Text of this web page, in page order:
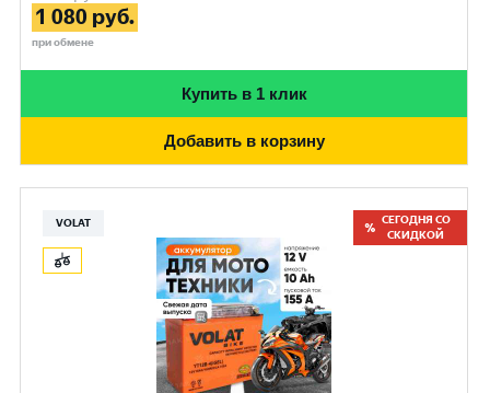
1 080 руб.
при обмене
Купить в 1 клик
Добавить в корзину
VOLAT
СЕГОДНЯ СО
СКИДКОЙ